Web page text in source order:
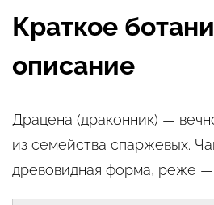
Краткое
описание
Драцена (драконник) —
из семейства спаржевых.
древовидная форма, реже —